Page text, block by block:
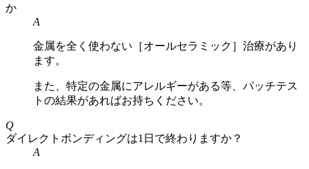
か
A
金属を全く使わない［オールセラミック］治療があり
ます。
また、特定の金属にアレルギーがある等、パッチテス
トの結果があればお持ちください。
Q
ダイレクトボンディングは1日で終わりますか？
A